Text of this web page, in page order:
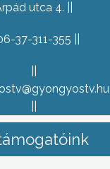
utca 4.
37-311-355